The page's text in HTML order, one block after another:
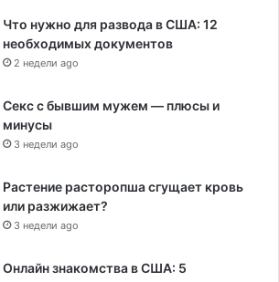
Что нужно для развода в США: 12
необходимых документов
2 недели ago
Секс с бывшим мужем — плюсы и
минусы
3 недели ago
Растение расторопша сгущает кровь
или разжижает?
3 недели ago
Онлайн знакомства в США: 5